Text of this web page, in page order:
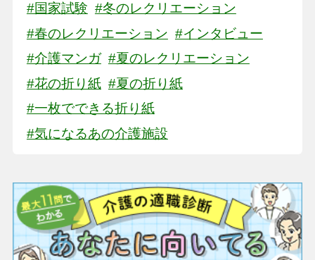
#国家試験 #冬のレクリエーション
#春のレクリエーション #インタビュー
#介護マンガ #夏のレクリエーション
#花の折り紙 #夏の折り紙
#一枚でできる折り紙
#気になるあの介護施設